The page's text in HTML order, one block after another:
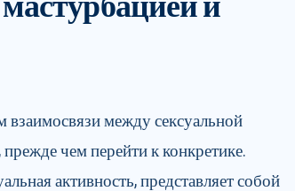
между сексуальной
чем перейти к конкретике.
активность, представляет собой